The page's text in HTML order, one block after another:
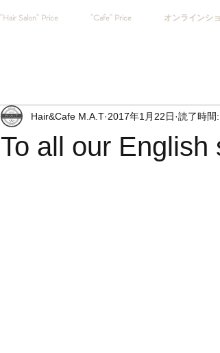
"Hair Salon" Price "Cafe" Price オンラインシ
To all our
Hair&Cafe M.A.T 2017年1月22日 読了時間